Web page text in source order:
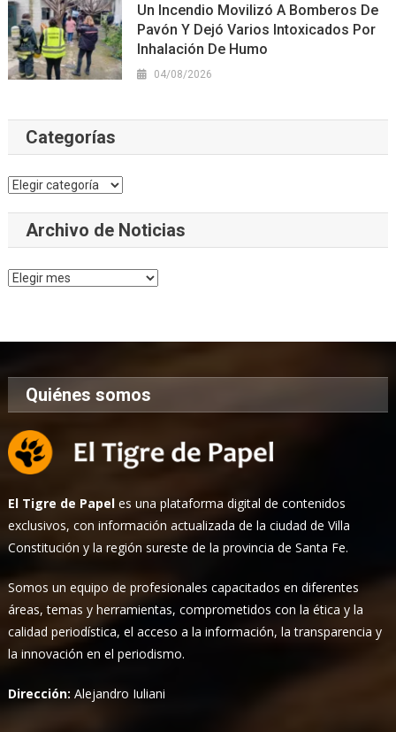
Un Incendio Movilizó A Bomberos De
Pavón Y Dejó Varios Intoxicados Por
Inhalación De Humo
04/08/2026
Categorías
Categorías
Archivo de Noticias
Archivo
Quiénes somos
El Tigre de Papel es una plataforma digital de contenidos
exclusivos, con información actualizada de la ciudad de Villa
Constitución y la región sureste de la provincia de Santa Fe.
Somos un equipo de profesionales capacitados en diferentes
áreas, temas y herramientas, comprometidos con la ética y la
calidad periodística, el acceso a la información, la transparencia y
la innovación en el periodismo.
Dirección:Alejandro Iuliani